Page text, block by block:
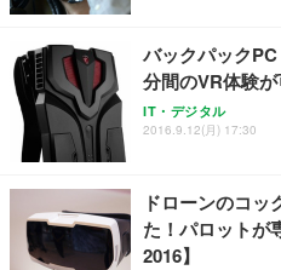
バックパック
分間のVR体験
IT・デジタル
2016.9.12(月) 17:30
ドローンのコッ
た！パロットが
2016】